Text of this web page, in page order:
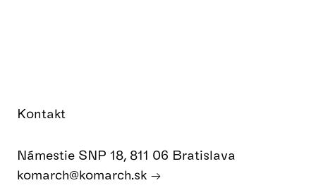
Kontakt
Námestie SNP 18, 811 06 Bratislava
komarch@komarch.sk